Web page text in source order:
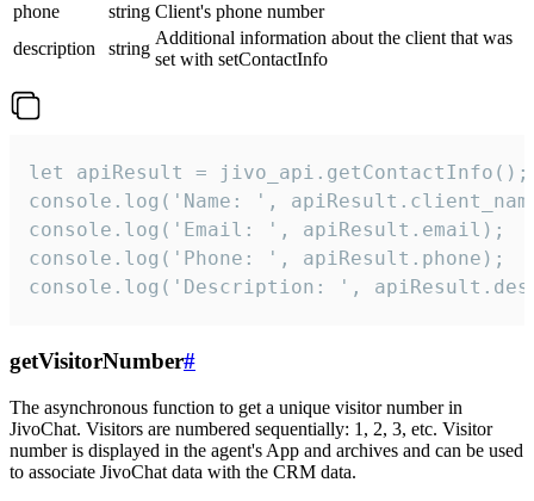
phone
string Client's phone number
description
string
Additional information about the client that was
set with setContactInfo
let apiResult = jivo_api.getContactInfo();
console.log('Name: ',
console.log('Email: ', apiResult.email);
console.log('Phone: ', apiResult.phone);
console.log('Description: ',
getVisitorNumber#
The asynchronous function to get a unique visitor number in
JivoChat. Visitors are numbered sequentially: 1, 2, 3, etc. Visitor
number is displayed in the agent's App and archives and can be used
to associate JivoChat data with the CRM data.